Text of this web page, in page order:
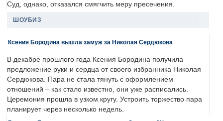
Суд, однако, отказался смягчить меру пресечения.
ШОУБИЗ
Ксения Бородина вышла замуж за Николая Сердюкова
В декабре прошлого года Ксения Бородина получила
предложение руки и сердца от своего избранника Николая
Сердюкова. Пара не стала тянуть с оформлением
отношений – как стало известно, они уже расписались.
Церемония прошла в узком кругу. Устроить торжество пара
планирует через несколько недель.